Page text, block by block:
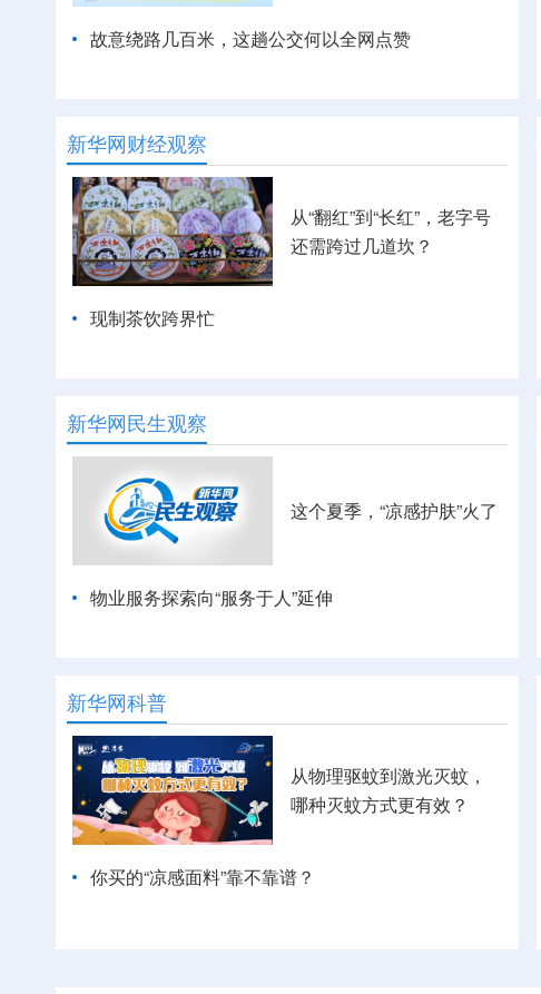
故意绕路几百米，这趟公交何以全网点赞
新华网财经观察
从“翻红”到“长红”，老字号
还需跨过几道坎？
现制茶饮跨界忙
新华网民生观察
这个夏季，“凉感护肤”火了
物业服务探索向“服务于人”延伸
新华网科普
从物理驱蚊到激光灭蚊，
哪种灭蚊方式更有效？
你买的“凉感面料”靠不靠谱？